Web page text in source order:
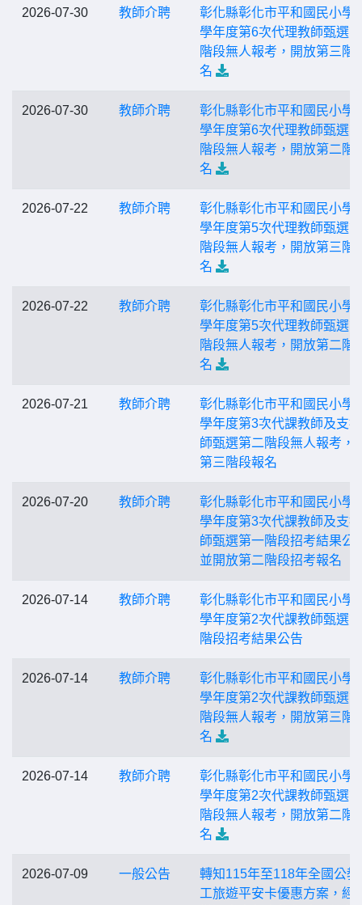
2026-07-30 教師介聘
彰化縣彰化市平和國民小學
學年度第6次代理教師甄選
階段無人報考，開放第三階
名
2026-07-30 教師介聘
彰化縣彰化市平和國民小學
學年度第6次代理教師甄選
階段無人報考，開放第二階
名
2026-07-22 教師介聘
彰化縣彰化市平和國民小學
學年度第5次代理教師甄選
階段無人報考，開放第三階
名
2026-07-22 教師介聘
彰化縣彰化市平和國民小學
學年度第5次代理教師甄選
階段無人報考，開放第二階
名
2026-07-21 教師介聘
彰化縣彰化市平和國民小學
學年度第3次代課教師及支
師甄選第二階段無人報考，
第三階段報名
2026-07-20 教師介聘
彰化縣彰化市平和國民小學
學年度第3次代課教師及支
師甄選第一階段招考結果公
並開放第二階段招考報名
2026-07-14 教師介聘
彰化縣彰化市平和國民小學
學年度第2次代課教師甄選
階段招考結果公告
2026-07-14 教師介聘
彰化縣彰化市平和國民小學
學年度第2次代課教師甄選
階段無人報考，開放第三階
名
2026-07-14 教師介聘
彰化縣彰化市平和國民小學
學年度第2次代課教師甄選
階段無人報考，開放第二階
名
2026-07-09 一般公告
轉知115年至118年全國公教
工旅遊平安卡優惠方案，經